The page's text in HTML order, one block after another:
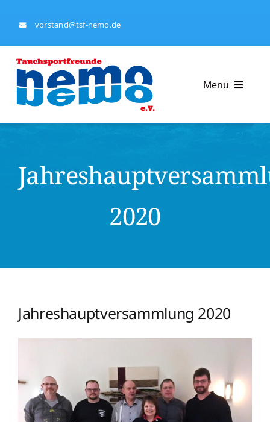
vorstand@tsf-nemo.de
Menü
Tauchausbildung
Impressum
2020
Jahreshauptversammlung 2020